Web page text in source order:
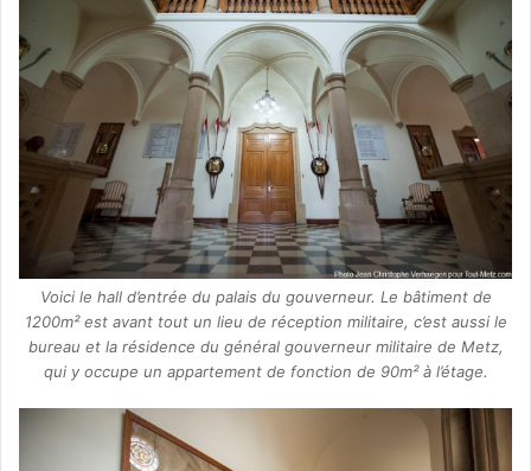
Voici le hall d’entrée du palais du gouverneur. Le bâtiment de
1200m² est avant tout un lieu de réception militaire, c’est aussi le
bureau et la résidence du général gouverneur militaire de Metz,
qui y occupe un appartement de fonction de 90m² à l’étage.